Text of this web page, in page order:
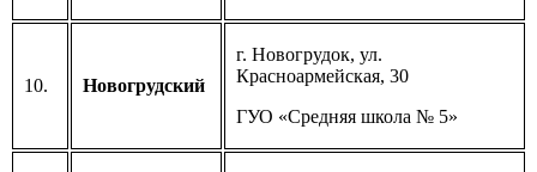
10. Новогрудский
г. Новогрудок, ул.
Красноармейская, 30
ГУО «Средняя школа № 5»